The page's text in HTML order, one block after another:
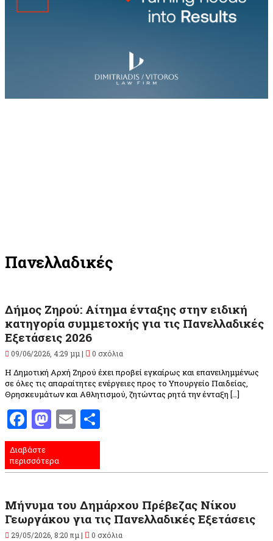
Πανελλαδικές
Δήμος Ζηρού: Αίτημα ένταξης στην ειδική
κατηγορία συμμετοχής για τις Πανελλαδικές
Εξετάσεις 2026
09/06/2026, 4:29 μμ | 0 σχόλια
Η Δημοτική Αρχή Ζηρού έχει προβεί εγκαίρως και επανειλημμένως
σε όλες τις απαραίτητες ενέργειες προς το Υπουργείο Παιδείας,
Θρησκευμάτων και Αθλητισμού, ζητώντας ρητά την ένταξη […]
Facebook
Mastodon
Email
Διαβάστε
περισσότερα
Μήνυμα του Δημάρχου Πρέβεζας Νίκου
Γεωργάκου για τις Πανελλαδικές Εξετάσεις
29/05/2026, 8:20 πμ | 0 σχόλια